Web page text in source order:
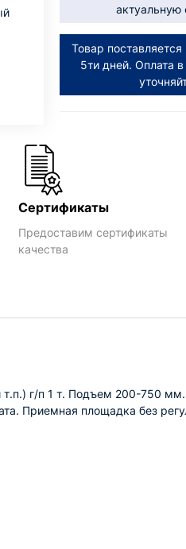
актуальную
Товар
5ти дней. Оплата
Сертификаты
Предоставим сертификаты
качества
г/п 1 т. Подъем 200-750
Приемная площадка без